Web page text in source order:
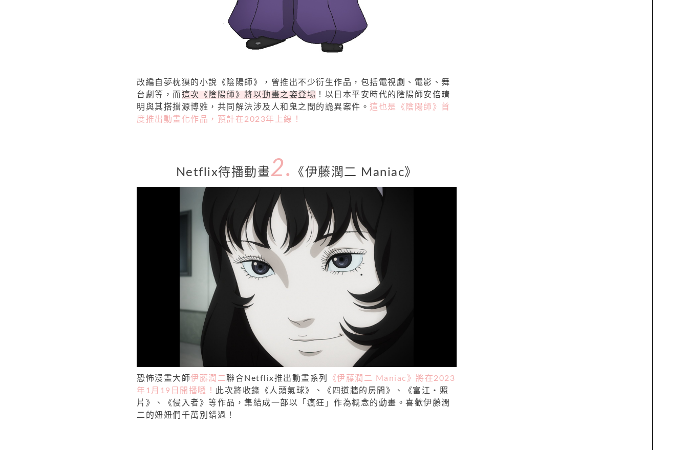
改編自夢枕獏的小說《陰陽師》，曾推出不少衍生作品，包括電視劇、電影、舞
台劇等，而這次《陰陽師》將以動畫之姿登場 ！以日本平安時代的陰陽師安倍晴
明與其搭擋源博雅，共同解決涉及人和鬼之間的詭異案件。 這也是《陰陽師》首
度推出動畫化作品，預計在2023年上線！
Netflix待播動畫2. 《伊藤潤二 Maniac》
恐怖漫畫大師伊藤潤二聯合Netflix推出動畫系列
《伊藤潤二 Maniac》將在2023
年1月19日開播囉！
此次將收錄《人頭氣球》、《四道牆的房間》、《富江・照
片》、《侵入者》等作品，集結成一部以「瘋狂」作為概念的動畫。喜歡伊藤潤
二的妞妞們千萬別錯過！